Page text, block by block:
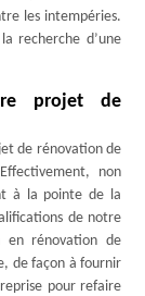
les intempéries.
recherche d’une
projet de
de rénovation de
non
à la pointe de la
de notre
en rénovation de
de façon à fournir
pour refaire